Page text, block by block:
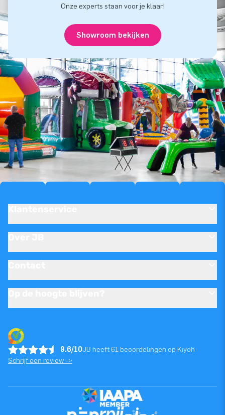
Onze experts staan voor je klaar!
Showroom bekijken
9.6/10JB heeft 61 beoordelingen op Kiyoh
Schrijf een review ->